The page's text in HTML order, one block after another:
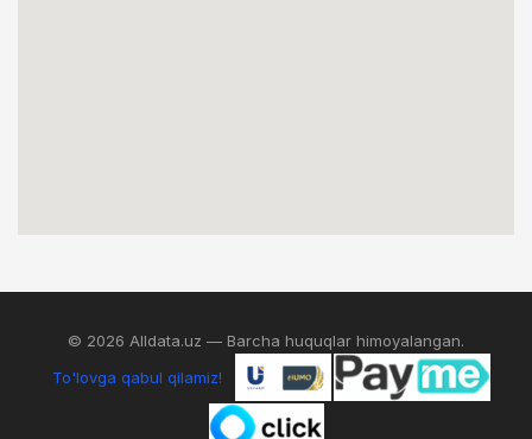
© 2026 Alldata.uz — Barcha huquqlar himoyalangan.
To'lovga qabul qilamiz!